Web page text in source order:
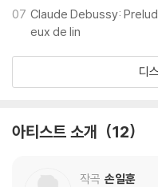
07 Claude Debussy:
eux de lin
디
아티스트 소개 12
작곡 손일훈